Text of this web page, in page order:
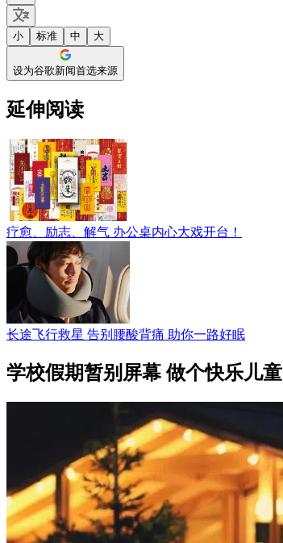
小 标准 中 大
设为谷歌新闻首选来源
延伸阅读
疗愈、励志、解气 办公桌内心大戏开台！
长途飞行救星 告别腰酸背痛 助你一路好眠
学校假期暂别屏幕 做个快乐儿童